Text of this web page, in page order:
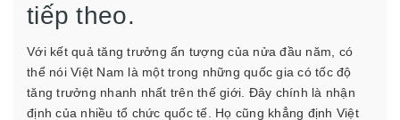
tiếp theo.
Với kết quả tăng trưởng ấn tượng của nửa đầu năm, có
thể nói Việt Nam là một trong những quốc gia có tốc độ
tăng trưởng nhanh nhất trên thế giới. Đây chính là nhận
định của nhiều tổ chức quốc tế. Họ cũng khẳng định Việt